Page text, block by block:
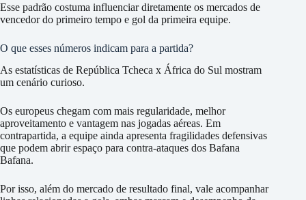
Esse padrão costuma influenciar diretamente os mercados de
vencedor do primeiro tempo e gol da primeira equipe.
O que esses números indicam para a partida?
As estatísticas de República Tcheca x África do Sul mostram
um cenário curioso.
Os europeus chegam com mais regularidade, melhor
aproveitamento e vantagem nas jogadas aéreas. Em
contrapartida, a equipe ainda apresenta fragilidades defensivas
que podem abrir espaço para contra-ataques dos Bafana
Bafana.
Por isso, além do mercado de resultado final, vale acompanhar